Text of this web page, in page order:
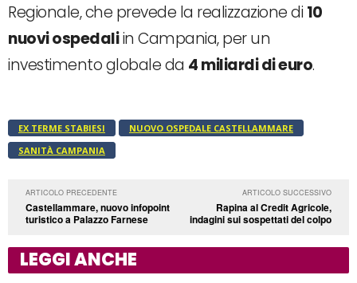
Regionale, che prevede la realizzazione di 10
nuovi ospedaliin Campania, per un
investimento globale da 4 miliardi di euro.
EX TERME STABIESI
NUOVO OSPEDALE CASTELLAMMARE
SANITÀ CAMPANIA
ARTICOLO PRECEDENTE
Castellammare, nuovo infopoint
turistico a Palazzo Farnese
ARTICOLO SUCCESSIVO
Rapina al Credit Agricole,
indagini sui sospettati del colpo
LEGGI ANCHE